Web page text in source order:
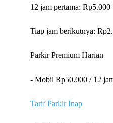
12 jam pertama: Rp5.000
Tiap jam berikutnya:
Parkir Premium Harian
- Mobil Rp50.000 / 12
Tarif Parkir Inap